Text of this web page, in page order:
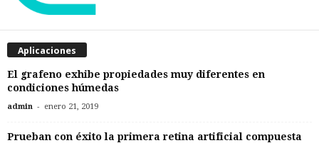
Aplicaciones
El grafeno exhibe propiedades muy diferentes en
condiciones húmedas
admin - enero 21, 2019
Prueban con éxito la primera retina artificial compuesta